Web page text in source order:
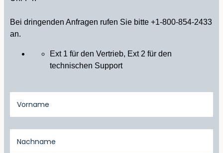
Bei dringenden Anfragen rufen Sie bitte +1-800-854-2433
an.
Ext 1 für den Vertrieb, Ext 2 für den
technischen Support